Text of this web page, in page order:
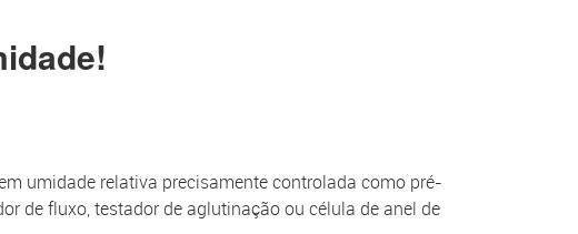
umidade relativa precisamente controlada como pré-
de fluxo, testador de aglutinação ou célula de anel de